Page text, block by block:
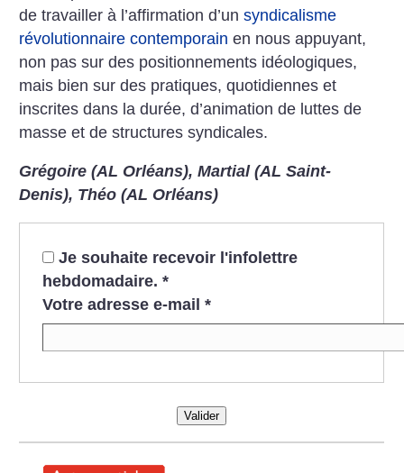
de travailler à l’affirmation d’unsyndicalisme
révolutionnaire contemporain en nous appuyant,
non pas sur des positionnements idéologiques,
mais bien sur des pratiques, quotidiennes et
inscrites dans la durée, d’animation de luttes de
masse et de structures syndicales.
Grégoire (AL Orléans), Martial (AL Saint-
Denis), Théo (AL Orléans)
Je souhaite recevoir l'infolettre
hebdomadaire. *
Votre adresse e-mail *
Valider